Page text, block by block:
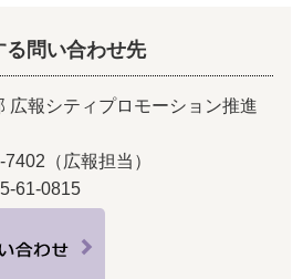
る問い合わせ先
広報シティプロモーション推進
（広報担当）
61-0815